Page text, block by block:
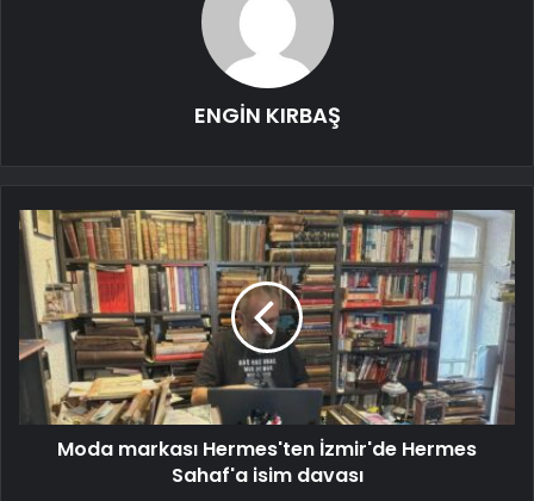
ENGİN KIRBAŞ
Moda markası Hermes'ten İzmir'de Hermes
Sahaf'a isim davası